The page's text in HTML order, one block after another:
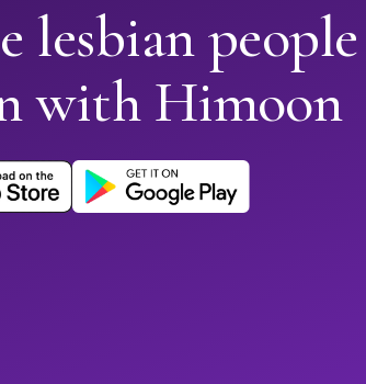
lesbian
with Himoon